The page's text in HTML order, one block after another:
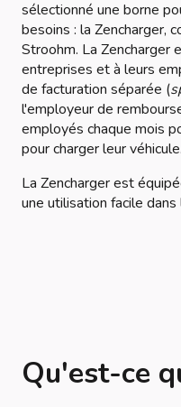
sélectionné une borne
besoins : la Zencharger,
Stroohm. La Zencharger
entreprises et à leurs
de facturation séparée (
l'employeur de
employés chaque mois
pour charger leur véhicule.
La Zencharger est
une utilisation facile
Qu'est-ce